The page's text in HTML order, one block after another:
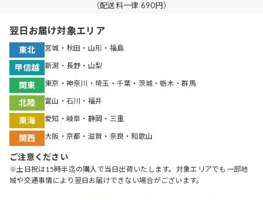
（配送料一律 690円）
翌日お届け対象エリア
東北 宮城・秋田・山形・福島
甲信越 新潟・長野・山梨
関東 東京・神奈川・埼玉・千葉・茨城・栃木・群馬
北陸 富山・石川・福井
東海 愛知・岐阜・静岡・三重
関西 大阪・京都・滋賀・奈良・和歌山
ご注意ください
※土日祝は15時半迄の購入で当日出荷いたします。対象エリアでも一部地
域や交通事情により翌日お届けできない場合がございます。